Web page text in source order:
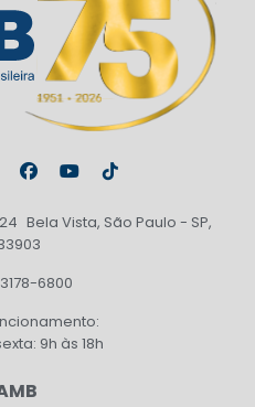
Bela Vista, São Paulo - SP,
6800
9h às 18h